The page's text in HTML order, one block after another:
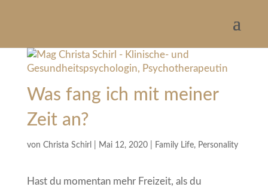
Was fang ich mit meiner
Zeit an?
von Christa Schirl Mai 12, 2020| Family Life, Personality
Hast du momentan mehr Freizeit, als du